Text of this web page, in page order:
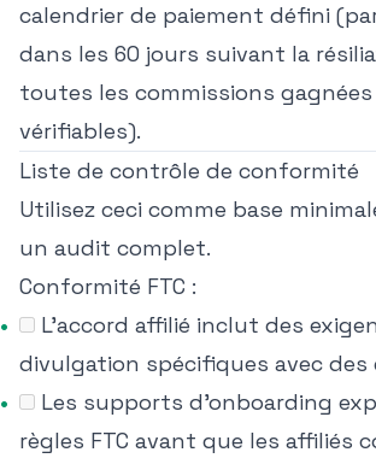
calendrier de paiement défini
dans les 60 jours suivant la
toutes les commissions
vérifiables).
Liste de contrôle de conformité
Utilisez ceci comme base
un audit complet.
Conformité FTC :
L'accord affilié inclut des
divulgation spécifiques avec des
Les supports d'onboarding
règles FTC avant que les affiliés